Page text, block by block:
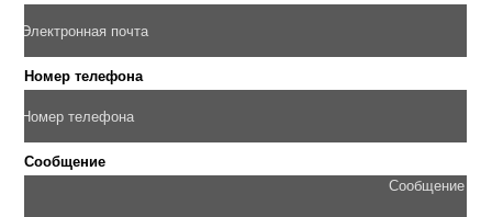
Номер телефона
Сообщение